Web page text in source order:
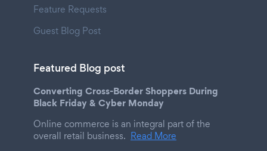
Feature Requests
Guest Blog Post
Featured Blog post
Converting Cross-Border Shoppers During
Black Friday & Cyber Monday
Online commerce is an integral part of the
overall retail business. Read More